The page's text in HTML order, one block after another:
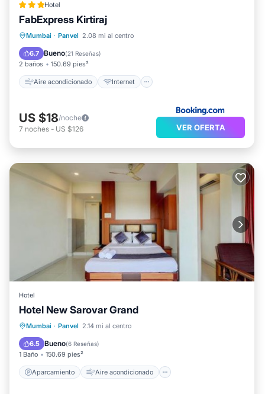
Hotel
FabExpress Kirtiraj
Mumbai · Panvel 2.08 mi al centro
6.7 Bueno(21 Reseñas)
2 baños 150.69 pies²
Aire acondicionado Internet
Aire acondicionado
Apto para niños
Servicios para huéspedes
US $18/noche
7 noches - US $126 VER OFERTA
Hotel
Hotel New Sarovar Grand
Mumbai · Panvel 2.14 mi al centro
6.5 Bueno(6 Reseñas)
1 Baño 150.69 pies²
Aparcamiento Aire acondicionado
Aparcamiento
Aire acondicionado
Internet